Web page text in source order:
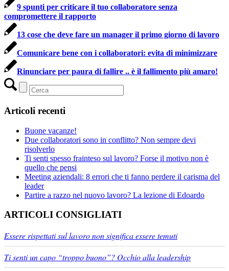
9 spunti per criticare il tuo collaboratore senza
compromettere il rapporto
13 cose che deve fare un manager il primo giorno di lavoro
Comunicare bene con i collaboratori: evita di minimizzare
Rinunciare per paura di fallire .. è il fallimento più amaro!
Articoli recenti
Buone vacanze!
Due collaboratori sono in conflitto? Non sempre devi
risolverlo
Ti senti spesso frainteso sul lavoro? Forse il motivo non è
quello che pensi
Meeting aziendali: 8 errori che ti fanno perdere il carisma del
leader
Partire a razzo nel nuovo lavoro? La lezione di Edoardo
ARTICOLI CONSIGLIATI
Essere rispettati sul lavoro non significa essere temuti
Ti senti un capo “troppo buono”? Occhio alla leadership